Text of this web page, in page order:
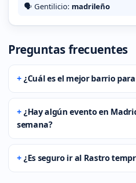
🗣️ Gentilicio: madrileño
Preguntas frecuentes
¿Cuál es el mejor barrio
¿Hay algún evento en
semana?
¿Es seguro ir al Rastro